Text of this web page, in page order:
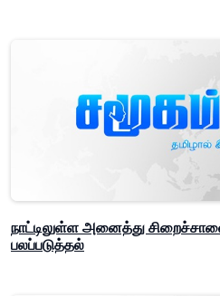
நாட்டிலுள்ள அனைத்து
பலப்படுத்தல்